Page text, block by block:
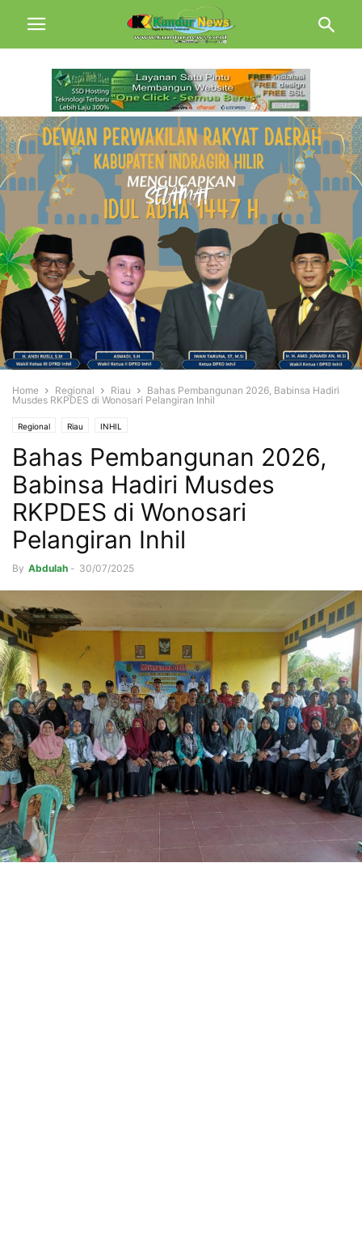
Home Regional Riau
Bahas Pembangunan 2026, Babinsa Hadiri
Musdes RKPDES di Wonosari Pelangiran Inhil
Regional Riau INHIL
Bahas Pembangunan 2026,
Babinsa Hadiri Musdes
RKPDES di Wonosari
Pelangiran Inhil
By Abdulah - 30/07/2025